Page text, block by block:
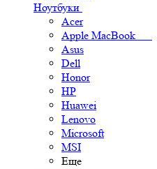
Ноутбуки
Acer
Apple MacBook
Asus
Dell
Honor
HP
Huawei
Lenovo
Microsoft
MSI
Еще